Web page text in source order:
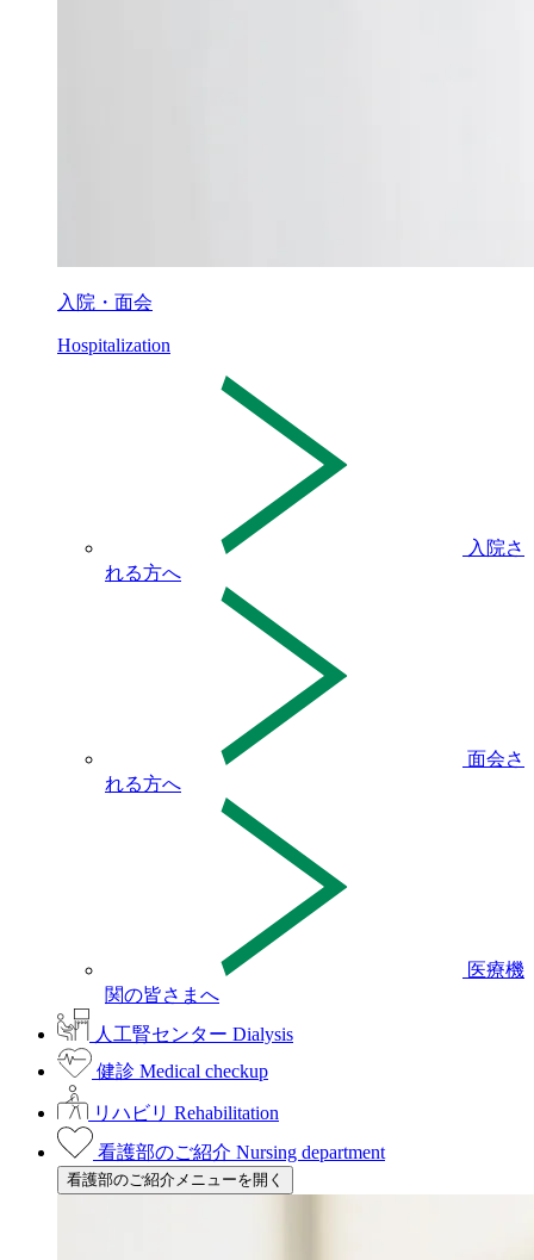
入院・面会
Hospitalization
入院さ
れる方へ
面会さ
れる方へ
医療機
関の皆さまへ
人工腎センター Dialysis
健診 Medical checkup
リハビリ Rehabilitation
看護部のご紹介 Nursing department
看護部のご紹介メニューを開く